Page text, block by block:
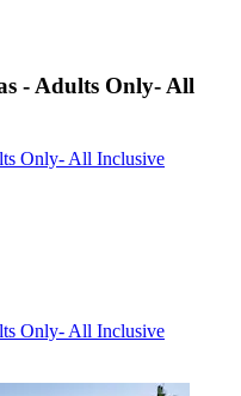
- Adults Only- All
Only- All Inclusive
Only- All Inclusive